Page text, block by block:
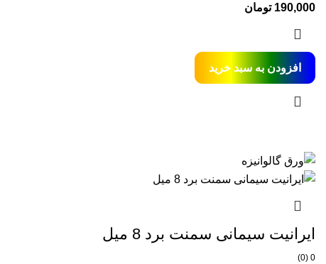
190,000 تومان
افزودن به سبد خرید
ایرانیت سیمانی سمنت برد 8 میل
0 (0)